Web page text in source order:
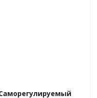
Саморегулируемый